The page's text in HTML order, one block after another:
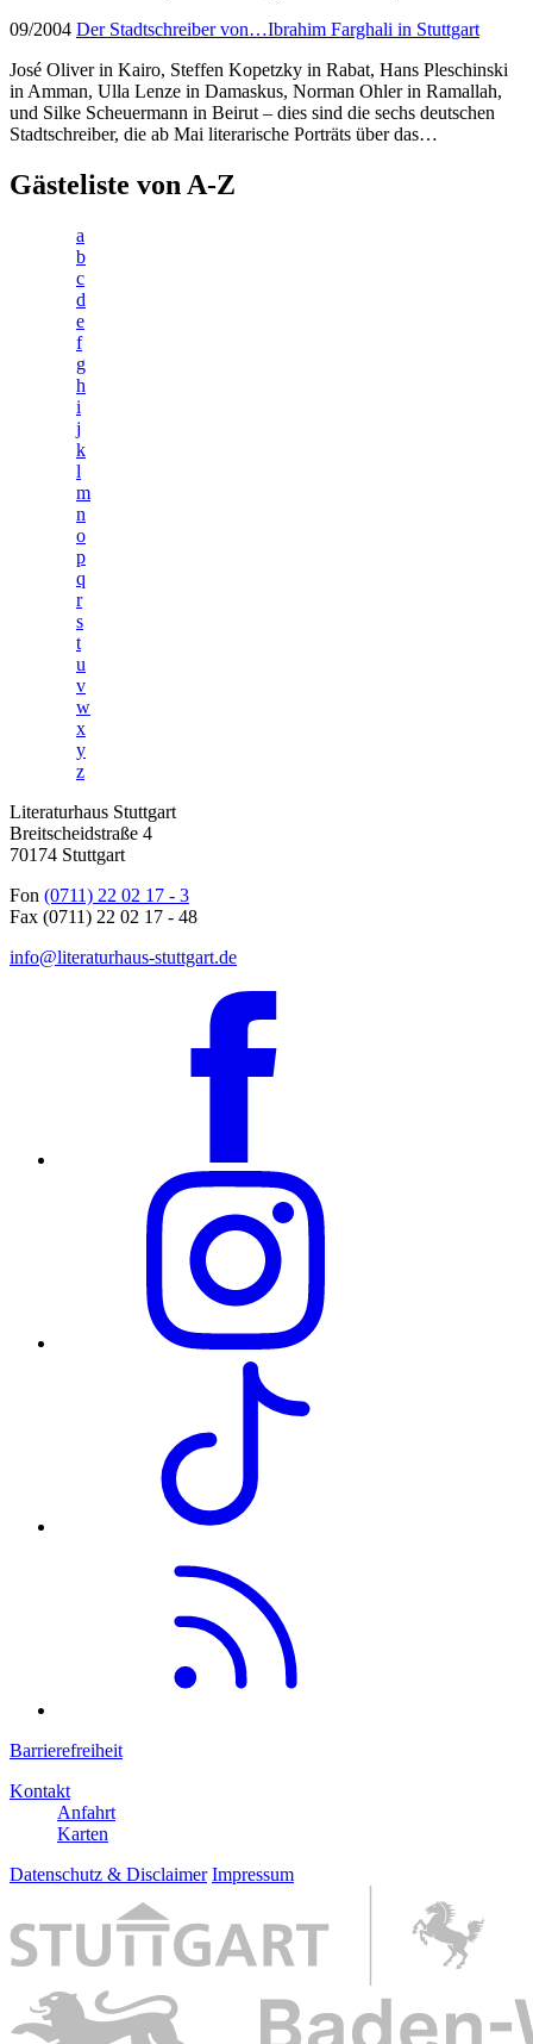
09/2004 Der Stadtschreiber von…Ibrahim Farghali in Stuttgart
José Oliver in Kairo, Steffen Kopetzky in Rabat, Hans Pleschinski
in Amman, Ulla Lenze in Damaskus, Norman Ohler in Ramallah,
und Silke Scheuermann in Beirut – dies sind die sechs deutschen
Stadtschreiber, die ab Mai literarische Porträts über das…
Gästeliste von A-Z
a
b
c
d
e
f
g
h
i
j
k
l
m
n
o
p
q
r
s
t
u
v
w
x
y
z
Literaturhaus Stuttgart
Breitscheidstraße 4
70174 Stuttgart
Fon (0711) 22 02 17 - 3
Fax (0711) 22 02 17 - 48
info@literaturhaus-stuttgart.de
Barrierefreiheit
Kontakt
Anfahrt
Karten
Datenschutz & Disclaimer Impressum